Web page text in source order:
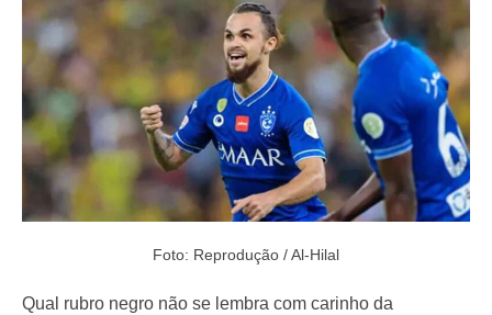
Foto: Reprodução / Al-Hilal
Qual rubro negro não se lembra com carinho da